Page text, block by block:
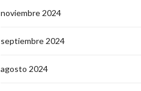
noviembre 2024
septiembre 2024
agosto 2024